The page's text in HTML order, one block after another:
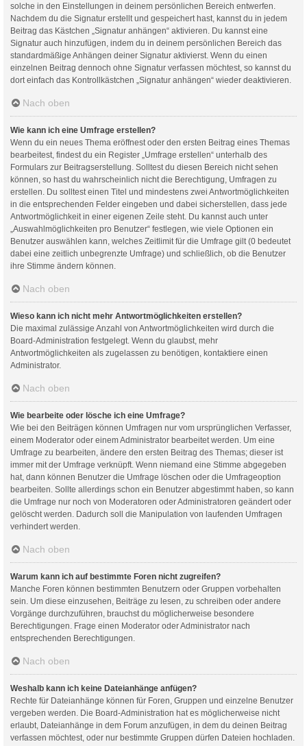
solche in den Einstellungen in deinem persönlichen Bereich entwerfen.
Nachdem du die Signatur erstellt und gespeichert hast, kannst du in jedem
Beitrag das Kästchen „Signatur anhängen“ aktivieren. Du kannst eine
Signatur auch hinzufügen, indem du in deinem persönlichen Bereich das
standardmäßige Anhängen deiner Signatur aktivierst. Wenn du einen
einzelnen Beitrag dennoch ohne Signatur verfassen möchtest, so kannst du
dort einfach das Kontrollkästchen „Signatur anhängen“ wieder deaktivieren.
Nach oben
Wie kann ich eine Umfrage erstellen?
Wenn du ein neues Thema eröffnest oder den ersten Beitrag eines Themas
bearbeitest, findest du ein Register „Umfrage erstellen“ unterhalb des
Formulars zur Beitragserstellung. Solltest du diesen Bereich nicht sehen
können, so hast du wahrscheinlich nicht die Berechtigung, Umfragen zu
erstellen. Du solltest einen Titel und mindestens zwei Antwortmöglichkeiten
in die entsprechenden Felder eingeben und dabei sicherstellen, dass jede
Antwortmöglichkeit in einer eigenen Zeile steht. Du kannst auch unter
„Auswahlmöglichkeiten pro Benutzer“ festlegen, wie viele Optionen ein
Benutzer auswählen kann, welches Zeitlimit für die Umfrage gilt (0 bedeutet
dabei eine zeitlich unbegrenzte Umfrage) und schließlich, ob die Benutzer
ihre Stimme ändern können.
Nach oben
Wieso kann ich nicht mehr Antwortmöglichkeiten erstellen?
Die maximal zulässige Anzahl von Antwortmöglichkeiten wird durch die
Board-Administration festgelegt. Wenn du glaubst, mehr
Antwortmöglichkeiten als zugelassen zu benötigen, kontaktiere einen
Administrator.
Nach oben
Wie bearbeite oder lösche ich eine Umfrage?
Wie bei den Beiträgen können Umfragen nur vom ursprünglichen Verfasser,
einem Moderator oder einem Administrator bearbeitet werden. Um eine
Umfrage zu bearbeiten, ändere den ersten Beitrag des Themas; dieser ist
immer mit der Umfrage verknüpft. Wenn niemand eine Stimme abgegeben
hat, dann können Benutzer die Umfrage löschen oder die Umfrageoption
bearbeiten. Sollte allerdings schon ein Benutzer abgestimmt haben, so kann
die Umfrage nur noch von Moderatoren oder Administratoren geändert oder
gelöscht werden. Dadurch soll die Manipulation von laufenden Umfragen
verhindert werden.
Nach oben
Warum kann ich auf bestimmte Foren nicht zugreifen?
Manche Foren können bestimmten Benutzern oder Gruppen vorbehalten
sein. Um diese einzusehen, Beiträge zu lesen, zu schreiben oder andere
Vorgänge durchzuführen, brauchst du möglicherweise besondere
Berechtigungen. Frage einen Moderator oder Administrator nach
entsprechenden Berechtigungen.
Nach oben
Weshalb kann ich keine Dateianhänge anfügen?
Rechte für Dateianhänge können für Foren, Gruppen und einzelne Benutzer
vergeben werden. Die Board-Administration hat es möglicherweise nicht
erlaubt, Dateianhänge in dem Forum anzufügen, in dem du deinen Beitrag
verfassen möchtest, oder nur bestimmte Gruppen dürfen Dateien hochladen.